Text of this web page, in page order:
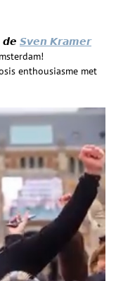
𝙙𝙚 𝙎𝙫𝙚𝙣 𝙆𝙧𝙖𝙢𝙚𝙧
enthousiasme met